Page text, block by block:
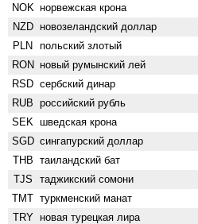
NOK норвежская крона
NZD ново­зеландский доллар
PLN польский злотый
RON новый румынский лей
RSD сербский динар
RUB российский рубль
SEK шведская крона
SGD сингапурский доллар
THB таиландский бат
TJS таджикский сомони
TMT туркменский манат
TRY новая турецкая лира